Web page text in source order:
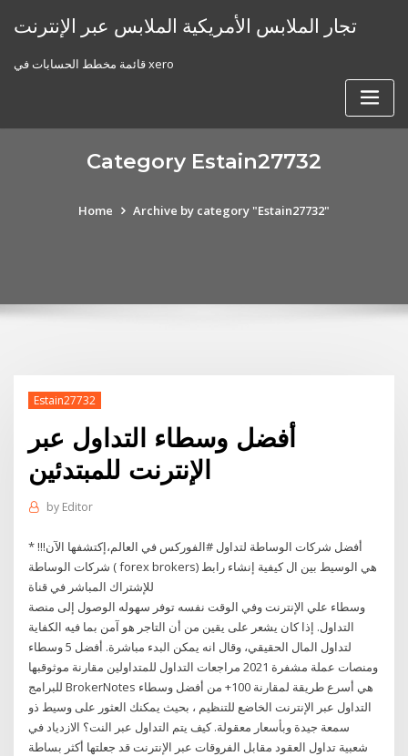
تجار الملابس الأمريكية الملابس عبر الإنترنت
قائمة مخطط الحسابات في xero
Category Estain27732
Home Archive by category "Estain27732"
Estain27732
أفضل وسطاء التداول عبر
الإنترنت للمبتدئين
by Editor
* أفضل شركات الوساطة لتداول #الفوركس في العالم،إكتشفها الآن!!!
شركات الوساطة ( forex brokers) هي الوسيط بين ال كيفية إنشاء رابط
وسطاء علي الإنترنت وفي الوقت نفسه توفر سهوله الوصول إلى منصة
التداول. إذا كان يشعر على يقين من أن التاجر هو آمن بما فيه الكفاية
لتداول المال الحقيقي، وقال انه يمكن البدء مباشرة. أفضل 5 وسطاء
ومنصات عملة مشفرة 2021 مراجعات التداول للمتداولين مقارنة موثوقبها
للبرامج BrokerNotes هي أسرع طريقة لمقارنة 100+ من أفضل وسطاء
التداول عبر الإنترنت الخاضع للتنظيم ، بحيث يمكنك العثور على وسيط ذو
سمعة جيدة وبأسعار معقولة. كيف يتم التداول عبر النت؟ الازدياد في
شعبية تداول العقود مقابل الفروقات عبر الإنترنت قد جعلتها أكثر بساطة